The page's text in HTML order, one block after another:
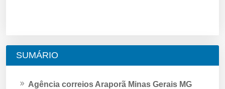
SUMÁRIO
Agência correios Araporã Minas Gerais MG